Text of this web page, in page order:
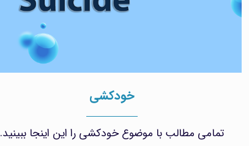
خودکشی
تمامی مطالب با موضوع خودکشی را این اینجا ببینید.